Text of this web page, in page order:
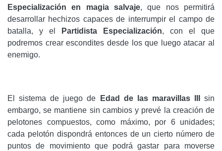
Especialización en magia salvaje, que nos permitirá
desarrollar hechizos capaces de interrumpir el campo de
batalla, y el
Partidista Especialización, con el que
podremos crear escondites desde los que luego atacar al
enemigo.
El sistema de juego de Edad de las maravillas III
sin
embargo, se mantiene sin cambios y prevé la creación de
pelotones compuestos, como máximo, por 6 unidades;
cada pelotón dispondrá entonces de un cierto número de
puntos de movimiento que podrá gastar para moverse